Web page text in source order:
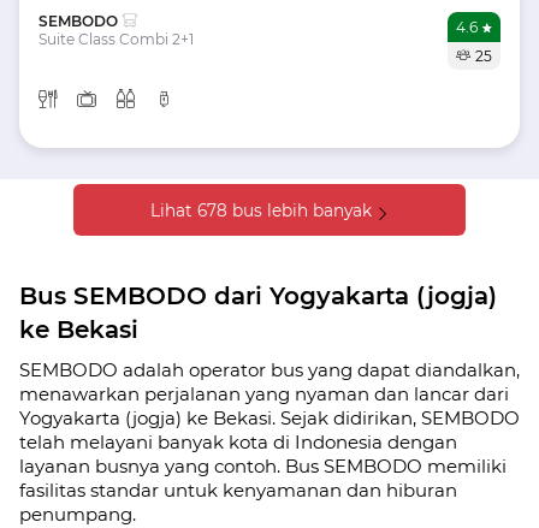
SEMBODO
Suite Class Combi 2+1
4.6
25
Lihat 678 bus lebih banyak
Bus SEMBODO dari Yogyakarta (jogja)
ke Bekasi
SEMBODO adalah operator bus yang dapat diandalkan,
menawarkan perjalanan yang nyaman dan lancar dari
Yogyakarta (jogja) ke Bekasi. Sejak didirikan, SEMBODO
telah melayani banyak kota di Indonesia dengan
layanan busnya yang contoh. Bus SEMBODO memiliki
fasilitas standar untuk kenyamanan dan hiburan
penumpang.